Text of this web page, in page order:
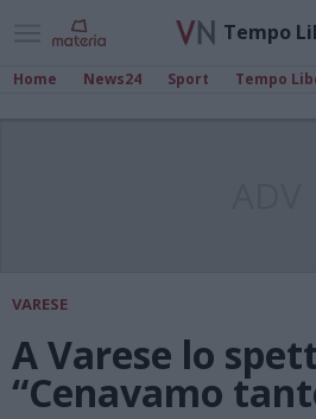
Tempo
Home News24 Sport Tempo
VARESE
A Varese lo
“Cenavamo